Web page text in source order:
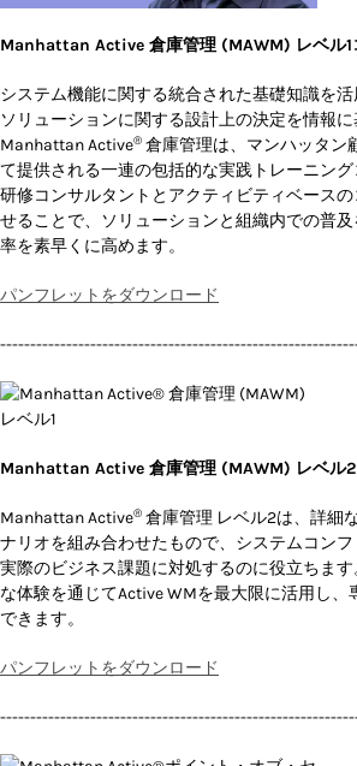
Manhattan Active 倉庫管理 (MAWM) レベル1
システム機能に関する統合された基礎知識を
ソリューションに関する設計上の決定を情報に
Manhattan Active® 倉庫管理は、マンハッタン
て提供される一連の包括的な実践トレーニン
研修コンサルタントとアクティビティベース
せることで、ソリューションと組織内での普
率を素早くに高めます。
パンフレットをダウンロード
Manhattan Active 倉庫管理 (MAWM) レベル2
Manhattan Active® 倉庫管理 レベル2は、詳細
ナリオを組み合わせたもので、システムコン
実際のビジネス課題に対処するのに役立ちま
な体験を通じてActive WMを最大限に活用し、
できます。
パンフレットをダウンロード